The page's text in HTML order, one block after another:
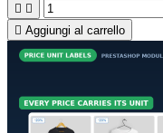
 
 Aggiungi al carrello